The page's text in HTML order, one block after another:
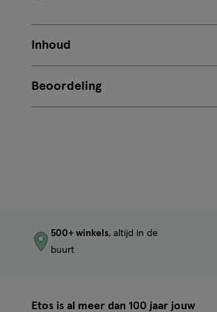
Inhoud
Beoordeling
500+ winkels, altijd in de
buurt
Etos is al meer dan 100 jaar jouw